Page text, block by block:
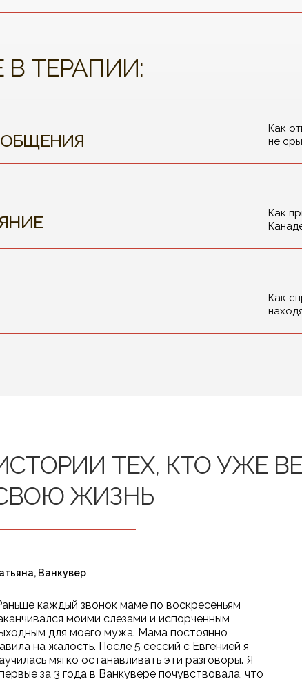
Как
не
Как
Как
ТЕРАПИИ:
каждый звонок маме по воскресеньям
моими слезами и испорченным
для моего мужа. Мама постоянно
на жалость. После 5 сессий с Евгенией я
мягко останавливать эти разговоры. Я
за 3 года в Ванкувере почувствовала, что
ТЕХ, КТО УЖЕ
ЖИЗНЬ
Ванкувер